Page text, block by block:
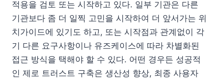
적용을 검토 또는 시작하고 있다. 일부 기관은 다른
기관보다 좀 더 일찍 고민을 시작하여 더 앞서가는 위
치가이드에 있기도 하고, 또는 시작점과 관계없이 각
기 다른 요구사항이나 유즈케이스에 따라 차별화된
접근 방식을 택해야 할 수 있다. 어떤 경우든 성공적
인 제로 트러스트 구축은 생산성 향상, 최종 사용자